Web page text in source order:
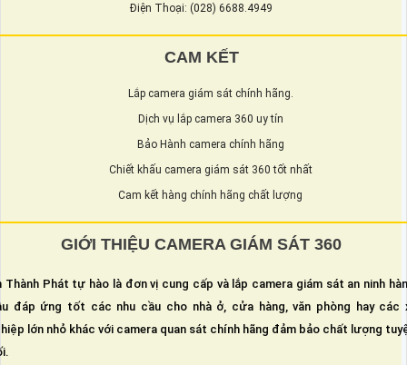
Điện Thoại: (028) 6688.4949
CAM KẾT
Lắp camera giám sát chính hãng.
Dịch vụ lắp camera 360 uy tín
Bảo Hành camera chính hãng
Chiết khấu camera giám sát 360 tốt nhất
Cam kết hàng chính hãng chất lượng
GIỚI THIỆU CAMERA GIÁM SÁT 360
Thành Phát tự hào là đơn vị cung cấp và lắp camera giám sát an ninh
đáp ứng tốt các nhu cầu cho nhà ở, cửa hàng, văn phòng hay các
lớn nhỏ khác với camera quan sát chính hãng đảm bảo chất lượng